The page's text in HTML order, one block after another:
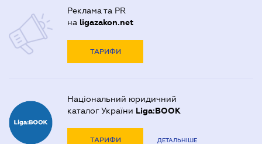
Реклама та PR
на ligazakon.net
ТАРИФИ
Національний юридичний
каталог України Liga:BOOK
ТАРИФИ ДЕТАЛЬНІШЕ